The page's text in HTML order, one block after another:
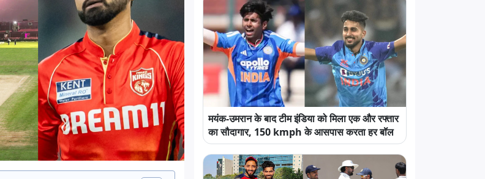
मयंक-उमरान के बाद टीम इंडिया को मिला एक और रफ्तार
का सौदागार, 150 kmph के आसपास करता हर बॉल